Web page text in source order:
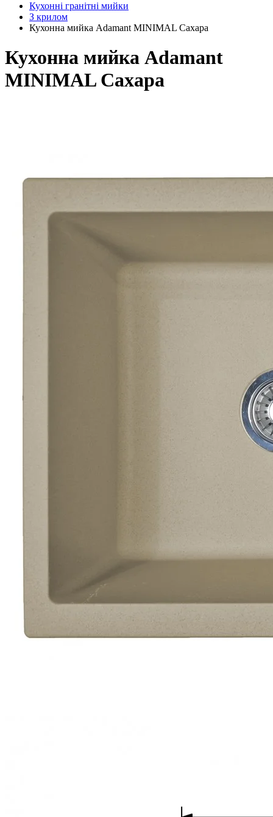
Кухонні гранітні мийки
З крилом
Кухонна мийка Adamant MINIMAL Сахара
Кухонна мийка Adamant
MINIMAL Сахара